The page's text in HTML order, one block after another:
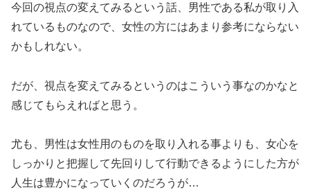
今回の視点の変えてみるという話、男性である私が取り入
れているものなので、女性の方にはあまり参考にならない
かもしれない。
だが、視点を変えてみるというのはこういう事なのかなと
感じてもらえればと思う。
尤も、男性は女性用のものを取り入れる事よりも、女心を
しっかりと把握して先回りして行動できるようにした方が
人生は豊かになっていくのだろうが…